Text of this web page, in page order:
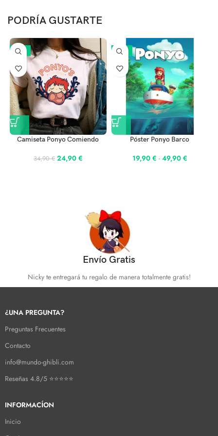
PODRÍA GUSTARTE
-29%
Camiseta Ponyo Comiendo
34,90€ 24,90 €
-25%
Póster Ponyo Barco
19,90 € - 49,90 €
Envío Gratis
Nicky te entregará tu regalo de manera totalmente gratis!
¿UNA PREGUNTA?
Preguntas Frecuentes
Contacto
info@mundo-ghibli.com
Reseñas 4.8/5 ⭐⭐⭐⭐⭐
INFORMACÍON
Inicio